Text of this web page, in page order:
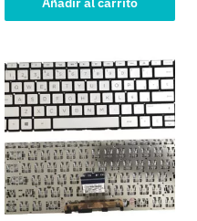
era:
es: